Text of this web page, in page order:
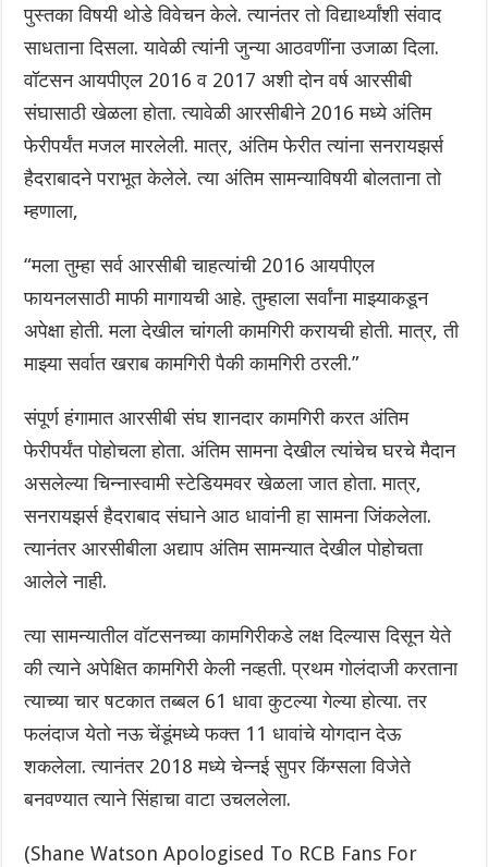
पुस्तका विषयी थोडे विवेचन केले. त्यानंतर तो विद्यार्थ्यांशी संवाद
साधताना दिसला. यावेळी त्यांनी जुन्या आठवणींना उजाळा दिला.
वॉटसन आयपीएल 2016 व 2017 अशी दोन वर्ष आरसीबी
संघासाठी खेळला होता. त्यावेळी आरसीबीने 2016 मध्ये अंतिम
फेरीपर्यंत मजल मारलेली. मात्र, अंतिम फेरीत त्यांना सनरायझर्स
हैदराबादने पराभूत केलेले. त्या अंतिम सामन्याविषयी बोलताना तो
म्हणाला,
“मला तुम्हा सर्व आरसीबी चाहत्यांची 2016 आयपीएल
फायनलसाठी माफी मागायची आहे. तुम्हाला सर्वांना माझ्याकडून
अपेक्षा होती. मला देखील चांगली कामगिरी करायची होती. मात्र, ती
माझ्या सर्वात खराब कामगिरी पैकी कामगिरी ठरली.”
संपूर्ण हंगामात आरसीबी संघ शानदार कामगिरी करत अंतिम
फेरीपर्यंत पोहोचला होता. अंतिम सामना देखील त्यांचेच घरचे मैदान
असलेल्या चिन्नास्वामी स्टेडियमवर खेळला जात होता. मात्र,
सनरायझर्स हैदराबाद संघाने आठ धावांनी हा सामना जिंकलेला.
त्यानंतर आरसीबीला अद्याप अंतिम सामन्यात देखील पोहोचता
आलेले नाही.
त्या सामन्यातील वॉटसनच्या कामगिरीकडे लक्ष दिल्यास दिसून येते
की त्याने अपेक्षित कामगिरी केली नव्हती. प्रथम गोलंदाजी करताना
त्याच्या चार षटकात तब्बल 61 धावा कुटल्या गेल्या होत्या. तर
फलंदाज येतो नऊ चेंडूंमध्ये फक्त 11 धावांचे योगदान देऊ
शकलेला. त्यानंतर 2018 मध्ये चेन्नई सुपर किंग्सला विजेते
बनवण्यात त्याने सिंहाचा वाटा उचललेला.
(Shane Watson Apologised To RCB Fans For